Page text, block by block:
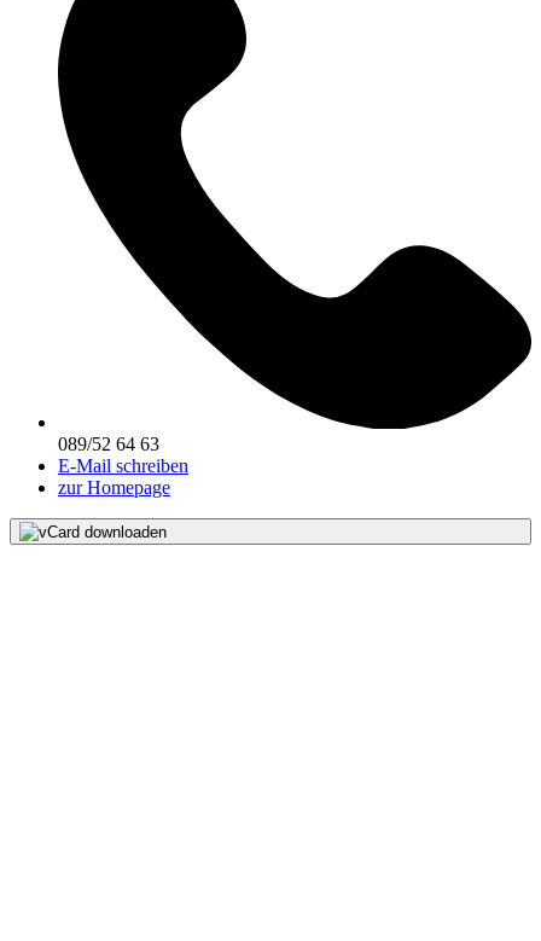
089/52 64 63
E-Mail schreiben
zur Homepage
vCard downloaden